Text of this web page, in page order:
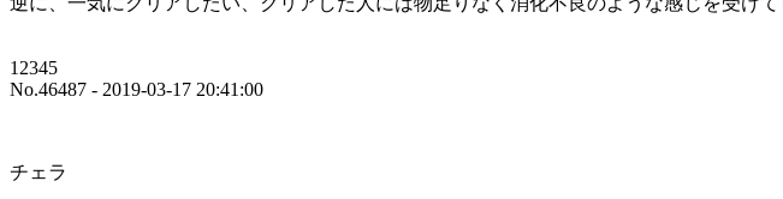
12345
No.46487 - 2019-03-17 20:41:00
チェラ